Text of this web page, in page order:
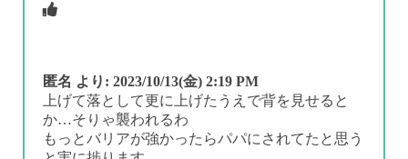
匿名 より: 2023/10/13(金) 2:19 PM
上げて落として更に上げたうえで背を見せると
か…そりゃ襲われるわ
もっとバリアが強かったらパパにされてたと思う